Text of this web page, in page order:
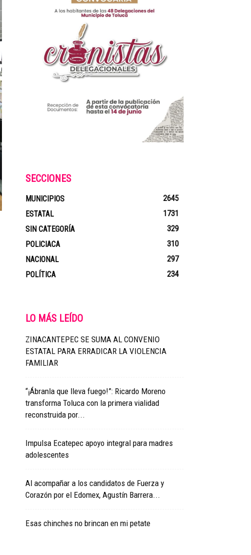
SECCIONES
MUNICIPIOS
2645
ESTATAL
1731
SIN CATEGORÍA
329
POLICIACA
310
NACIONAL
297
POLÍTICA
234
LO MÁS LEÍDO
ZINACANTEPEC SE SUMA AL CONVENIO
ESTATAL PARA ERRADICAR LA VIOLENCIA
FAMILIAR
“¡Ábranla que lleva fuego!”: Ricardo Moreno
transforma Toluca con la primera vialidad
reconstruida por...
Impulsa Ecatepec apoyo integral para madres
adolescentes
Al acompañar a los candidatos de Fuerza y
Corazón por el Edomex, Agustín Barrera...
Esas chinches no brincan en mi petate